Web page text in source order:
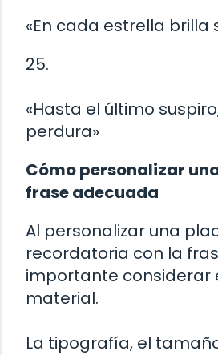
«En cada estrella brilla
25.
«Hasta el último
perdura»
Cómo personalizar
frase adecuada
Al personalizar una
recordatoria con la
importante considerar
material.
La tipografía, el